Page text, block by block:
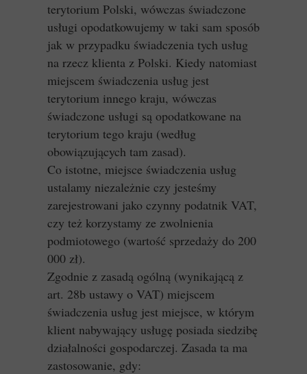
terytorium Polski, wówczas świadczone
usługi opodatkowujemy w taki sam sposób
jak w przypadku świadczenia tych usług
na rzecz klienta z Polski. Kiedy natomiast
miejscem świadczenia usług jest
terytorium innego kraju, wówczas
świadczone usługi są opodatkowane na
terytorium tego kraju (według
obowiązujących tam zasad).
Co istotne, miejsce świadczenia usług
ustalamy niezależnie czy jesteśmy
zarejestrowani jako czynny podatnik VAT,
czy też korzystamy ze zwolnienia
podmiotowego (wartość sprzedaży do 200
000 zł).
Zgodnie z zasadą ogólną (wynikającą z
art. 28b ustawy o VAT) miejscem
świadczenia usług jest miejsce, w którym
klient nabywający usługę posiada siedzibę
działalności gospodarczej. Zasada ta ma
zastosowanie, gdy: